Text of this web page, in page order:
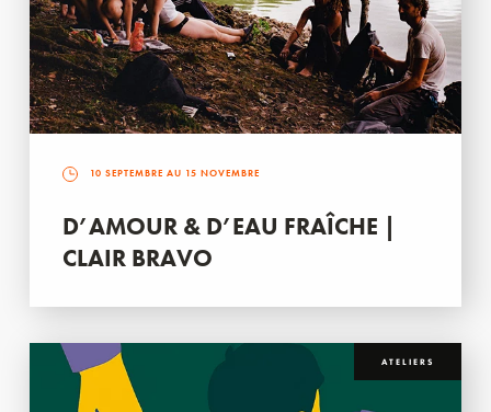
10 SEPTEMBRE AU 15 NOVEMBRE
D’AMOUR & D’EAU FRAÎCHE |
CLAIR BRAVO
ATELIERS